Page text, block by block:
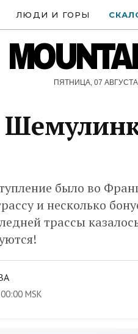
ЛЮДИ И ГОРЫ
ПЯТНИЦА, 07
было во
и несколько
трассы
MSK